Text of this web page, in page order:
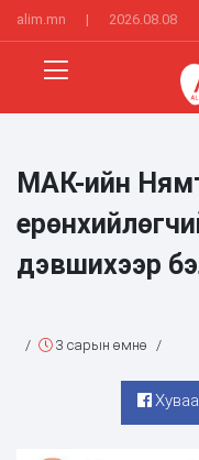
alim.mn | 2026.08.08
МАК-ийн
дэвшихээр
/ 3 сарын өмнө /